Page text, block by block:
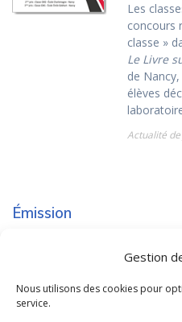
Gestion
Nous utilisons des cookies pour
service.
Les
concours
classe »
Le Livre
de
élèves
Actualité
Émission
auditeurs
Contacté